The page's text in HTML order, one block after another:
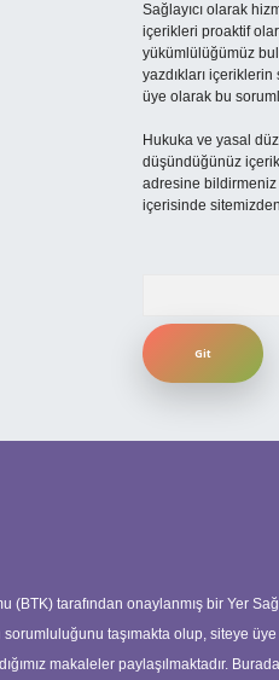
Sağlayıcı olarak
içerikleri proaktif
yükümlülüğümüz
yazdıkları
üye olarak bu
Hukuka ve yasal
düşündüğünüz
adresine
içerisinde sitemizden
tarafından onaylanmış bir Yer
taşımakta olup, siteye
makaleler paylaşılmaktadır.